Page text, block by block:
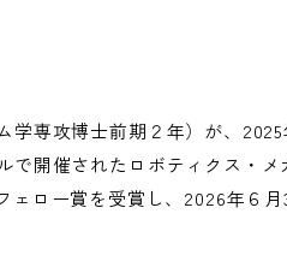
専攻博士前期２年）が、
で開催されたロボティクス・
ェロー賞を受賞し、2026年６